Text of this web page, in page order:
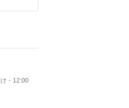
12:00